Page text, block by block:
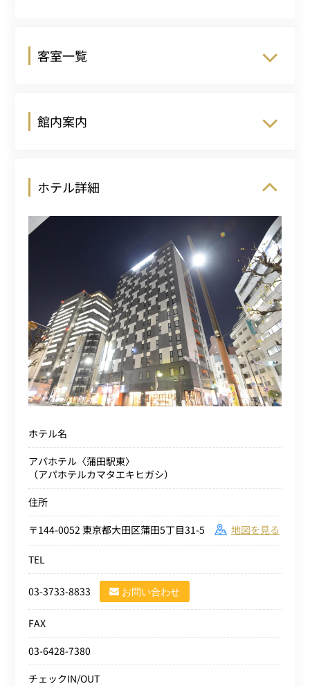
客室一覧
館内案内
ホテル詳細
ホテル名
アパホテル〈蒲田駅東〉
（アパホテルカマタエキヒガシ）
住所
〒144-0052 東京都大田区蒲田5丁目31-5
地図を見る
TEL
03-3733-8833 お問い合わせ
FAX
03-6428-7380
チェックIN/OUT